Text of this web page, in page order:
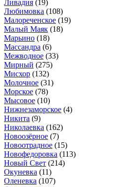
Ливадия (19)
Любимовка (108)
Малореченское (19)
Малый Маяк (18)
Марьино (18)
Массандра (6)
Межводное (33)
Мирный (275)
Мисхор (132)
Молочное (31)
Морское (78)
Мысовое (10)
Нижнезаморское (4)
Никита (9)
Николаевка (162)
Новоозёрное (7)
Новоотрадное (15)
Новофедоровка (113)
Новый Свет (214)
Окуневка (11)
Оленевка (107)